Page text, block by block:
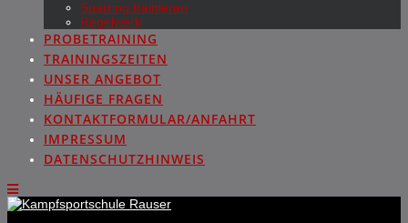
Sparring trainieren
Regelwerk
PROBETRAINING
TRAININGSZEITEN
UNSER ANGEBOT
HÄUFIGE FRAGEN
KONTAKTFORMULAR/ANFAHRT
IMPRESSUM
DATENSCHUTZHINWEIS